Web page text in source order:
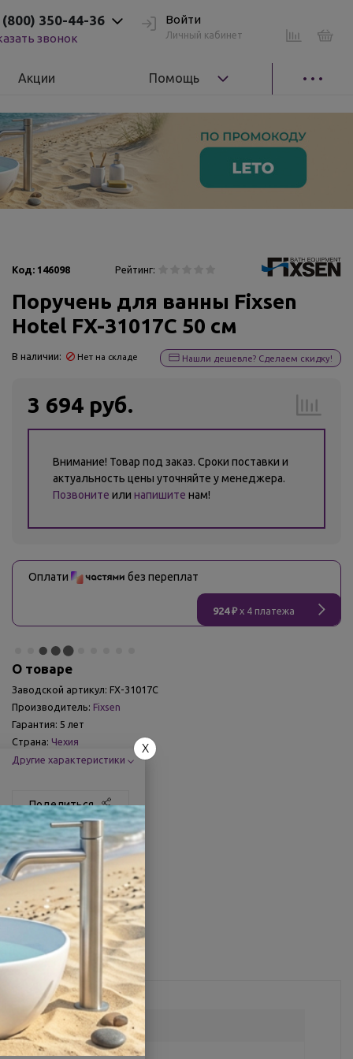
(800) 350-44-36
звонок
Войти
Личный кабинет
Акции Помощь
Код: 146098 Рейтинг:
Поручень для ванны Fixsen
Hotel FX-31017C 50 см
В наличии: Нет на складе Нашли дешевле? Сделаем скидку!
3 694 руб.
Внимание! Товар под заказ. Сроки поставки и
актуальность цены уточняйте у менеджера.
Позвоните или напишите нам!
Оплати без переплат
924 ₽x 4 платежа
О товаре
Заводской артикул: FX-31017C
Производитель: Fixsen
Гарантия: 5 лет
Страна: Чехия
Другие характеристики
Поделиться
X